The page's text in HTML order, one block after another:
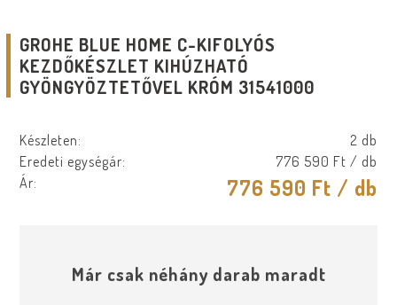
GROHE BLUE HOME C-KIFOLYÓS
KEZDŐKÉSZLET KIHÚZHATÓ
GYÖNGYÖZTETŐVEL KRÓM 31541000
Készleten:
2 db
Eredeti egységár:
776 590 Ft / db
Ár:
776 590 Ft / db
Már csak néhány darab maradt